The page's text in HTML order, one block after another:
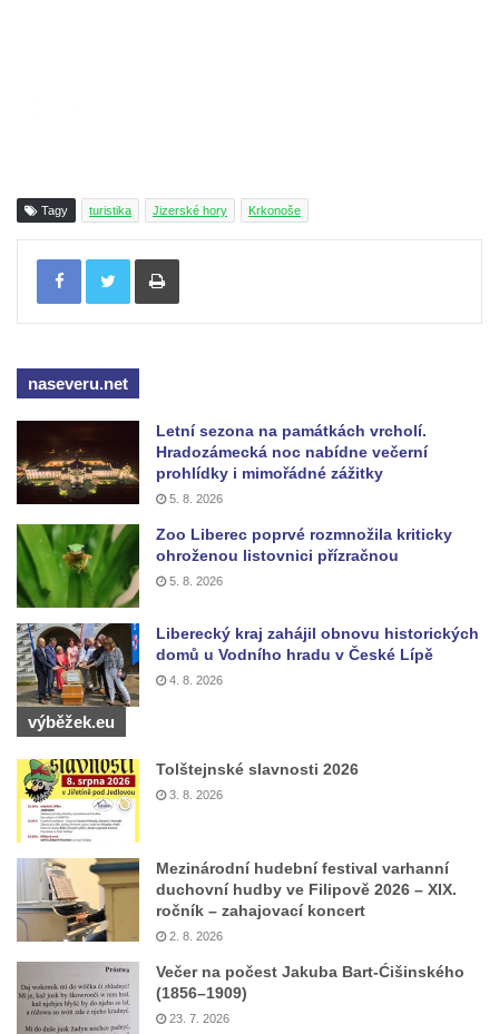
Tagy turistika Jizerské hory Krkonoše
Tisknout
naseveru.net
Letní sezona na památkách vrcholí.
Hradozámecká noc nabídne večerní
prohlídky i mimořádné zážitky
5. 8. 2026
Zoo Liberec poprvé rozmnožila kriticky
ohroženou listovnici přízračnou
5. 8. 2026
Liberecký kraj zahájil obnovu historických
domů u Vodního hradu v České Lípě
4. 8. 2026
výběžek.eu
Tolštejnské slavnosti 2026
3. 8. 2026
Mezinárodní hudební festival varhanní
duchovní hudby ve Filipově 2026 – XIX.
ročník – zahajovací koncert
2. 8. 2026
Večer na počest Jakuba Bart-Ćišinského
(1856–1909)
23. 7. 2026